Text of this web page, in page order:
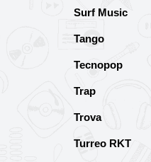
Surf Music
Tango
Tecnopop
Trap
Trova
Turreo RKT